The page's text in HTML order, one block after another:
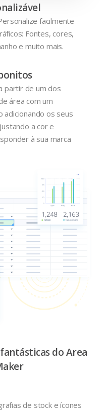
facilmente
Fontes, cores,
e muito mais.
partir de um dos
área com um
adicionando os seus
a cor e
à sua marca
do Area
de stock e ícones